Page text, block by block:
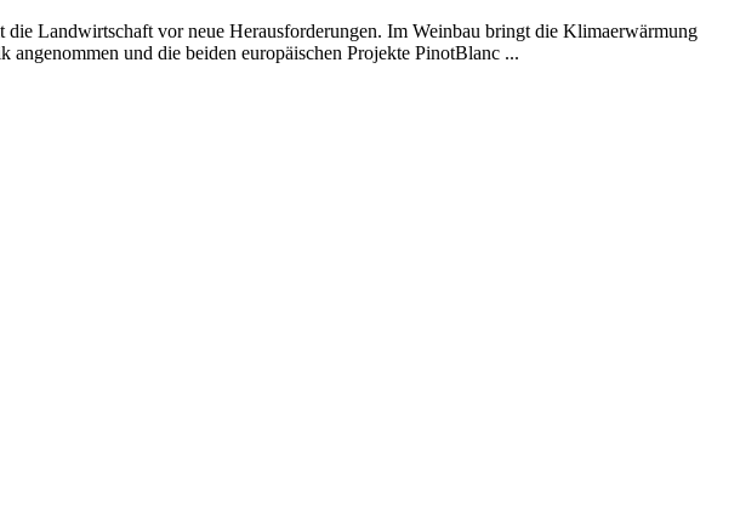
Landwirtschaft vor neue Herausforderungen. Im Weinbau bringt die Klimaerwärmung
und die beiden europäischen Projekte PinotBlanc ...